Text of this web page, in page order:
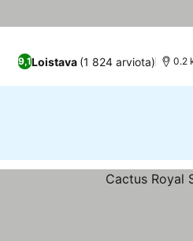
9,1Loistava (1 824 arviota) 0.2